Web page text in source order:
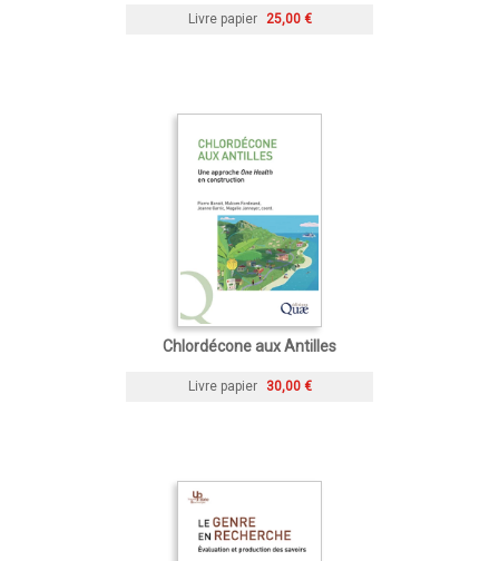
Livre papier 25,00 €
Chlordécone aux Antilles
Livre papier 30,00 €